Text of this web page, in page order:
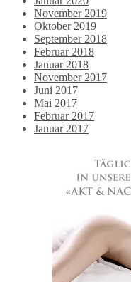
November 2019
Oktober 2019
September 2018
Februar 2018
Januar 2018
November 2017
Juni 2017
Mai 2017
Februar 2017
Januar 2017